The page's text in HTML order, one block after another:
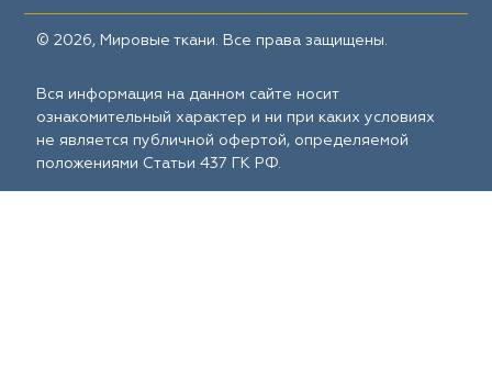
© 2026, Мировые ткани. Все права защищены.
Вся информация на данном сайте носит
ознакомительный характер и ни при каких условиях
не является публичной офертой, определяемой
положениями Статьи 437 ГК РФ.